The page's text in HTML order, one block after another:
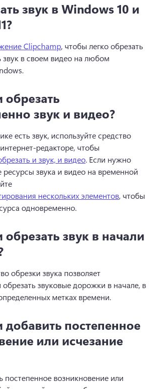
звук в Windows 10 и
Clipchamp, чтобы легко обрезать
звук в своем видео на любом
звук и видео?
есть звук, используйте средство
редакторе, чтобы
и звук, и видео. Если нужно
ресурсы звука и видео на временной
нескольких элементов, чтобы
одновременно.
звук в начали
обрезки звука позволяет
обрезать звуковые дорожки в начале, в
метках времени.
постепенное
или исчезание
возникновение или